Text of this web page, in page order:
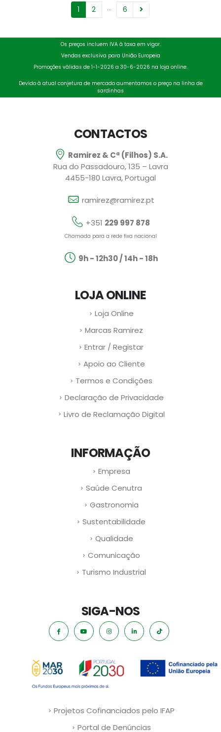
1 2 … 6
Os preços incluem IVA à taxa em vigor.
Vendas exclusiva para União Europeia
Promoções válidas de 1-1-2026 a 30-6-2026 na loja online.
Devido à atual conjetura de mercado aumentamos o preço na linha de
sardinhas
CONTACTOS
Ramirez & Cª (Filhos) S.A.
Rua do Passadouro, 135 – Lavra
4455-180 Lavra, Portugal
ramirez@ramirez.pt
+351 229 997 878
Chamada para a rede fixa nacional
9h - 12h30 / 14h - 18h
LOJA ONLINE
Loja Online
Marcas Ramirez
Entrar / Registar
Apoio ao Cliente
Termos e Condições
Declaração de Privacidade
Livro de Reclamação Digital
INFORMAÇÃO
Empresa
Saúde Cenutra
Gastronomia
Sustentabilidade
Qualidade
Comunicação
Turismo Industrial
SIGA-NOS
Projetos Cofinanciados pelo IFAP
Portal de Denúncias